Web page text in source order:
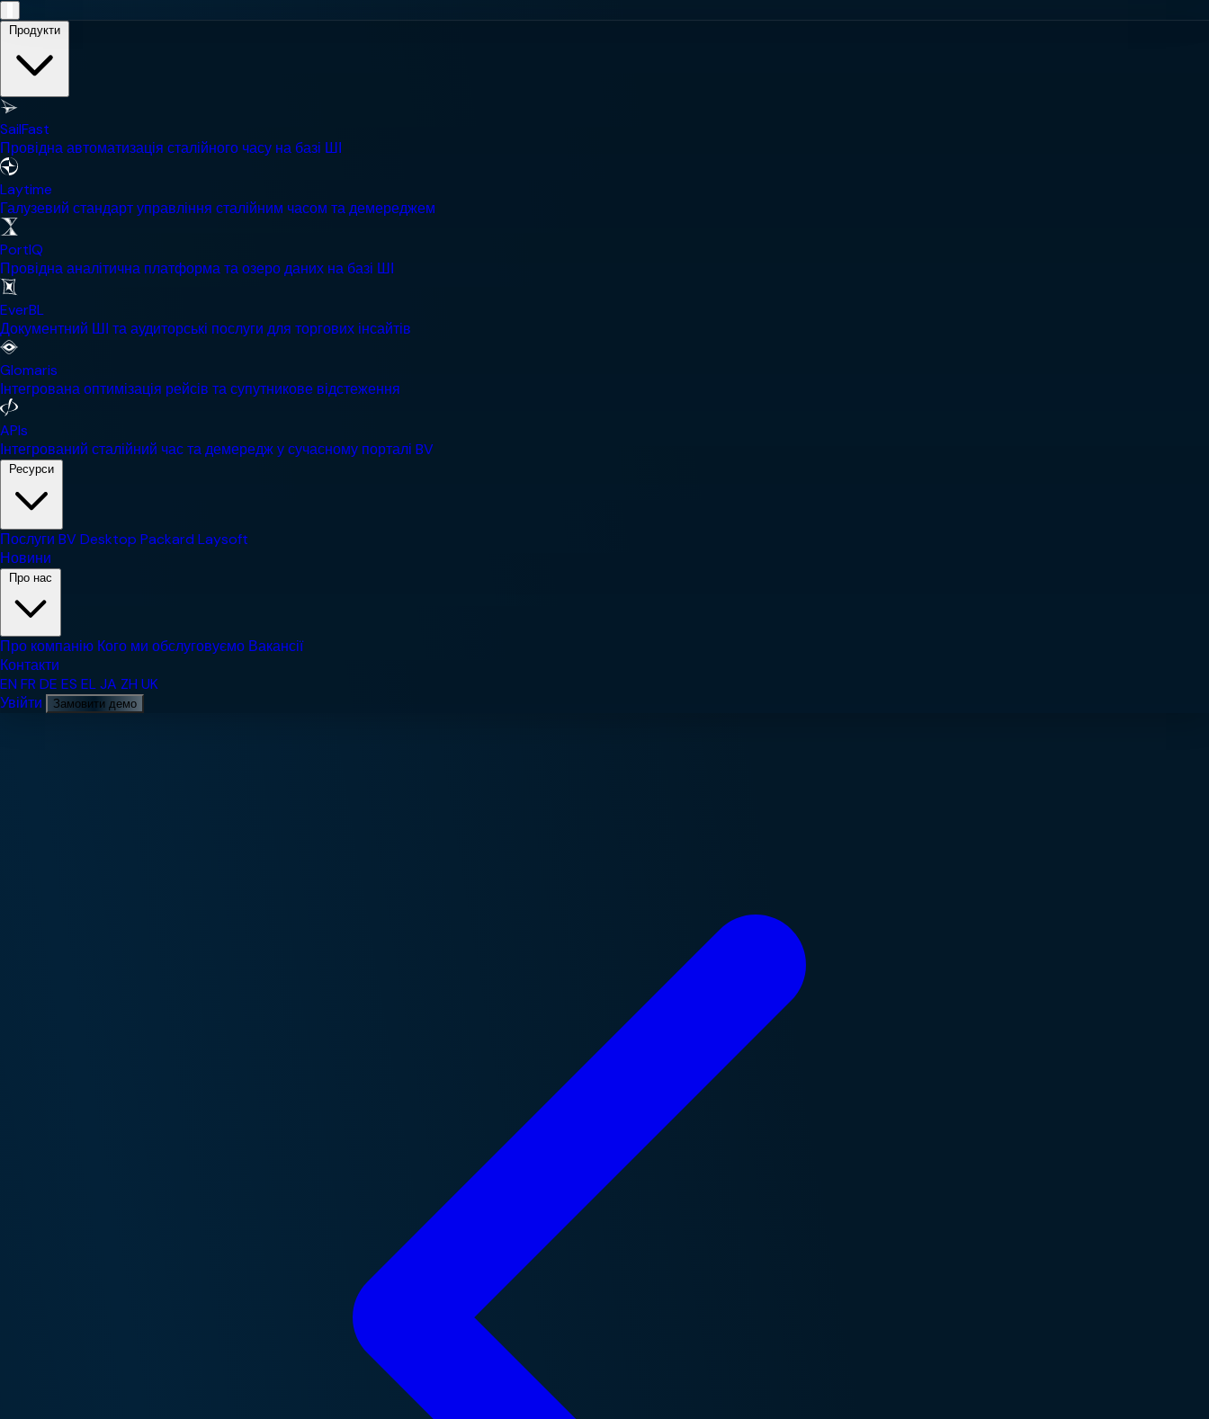
Мобільне навігаційне меню
Продукти
SailFast
Провідна автоматизація сталійного часу на базі ШІ
Laytime
Галузевий стандарт управління сталійним часом та демереджем
PortIQ
Провідна аналітична платформа та озеро даних на базі ШІ
EverBL
Документний ШІ та аудиторські послуги для торгових інсайтів
Glomaris
Інтегрована оптимізація рейсів та супутникове відстеження
APIs
Інтегрований сталійний час та демередж у сучасному порталі BV
Ресурси
Послуги BV Desktop Packard Laysoft
Новини
Про нас
Про компанію Кого ми обслуговуємо Вакансії
Контакти
EN FR DE ES ELJA ZH UK
Увійти
Замовити демо